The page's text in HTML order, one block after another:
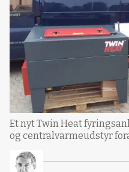
Et nyt Twin Heat
og centralvarmeudstyr